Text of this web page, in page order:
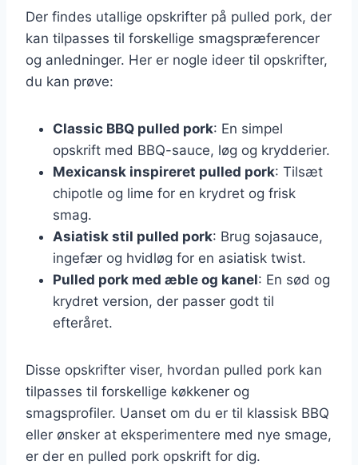
Der findes utallige opskrifter på pulled pork, der
kan tilpasses til forskellige smagspræferencer
og anledninger. Her er nogle ideer til opskrifter,
du kan prøve:
Classic BBQ pulled pork: En simpel
opskrift med BBQ-sauce, løg og krydderier.
Mexicansk inspireret pulled pork: Tilsæt
chipotle og lime for en krydret og frisk
smag.
Asiatisk stil pulled pork: Brug sojasauce,
ingefær og hvidløg for en asiatisk twist.
Pulled pork med æble og kanel: En sød og
krydret version, der passer godt til
efteråret.
Disse opskrifter viser, hvordan pulled pork kan
tilpasses til forskellige køkkener og
smagsprofiler. Uanset om du er til klassisk BBQ
eller ønsker at eksperimentere med nye smage,
er der en pulled pork opskrift for dig.